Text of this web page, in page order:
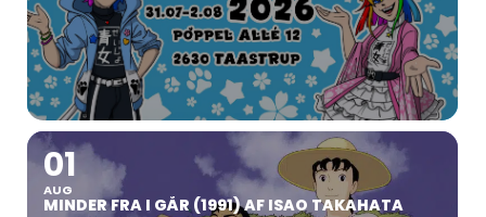
01
AUG
MINDER FRA I GÅR (1991) AF ISAO TAKAHATA